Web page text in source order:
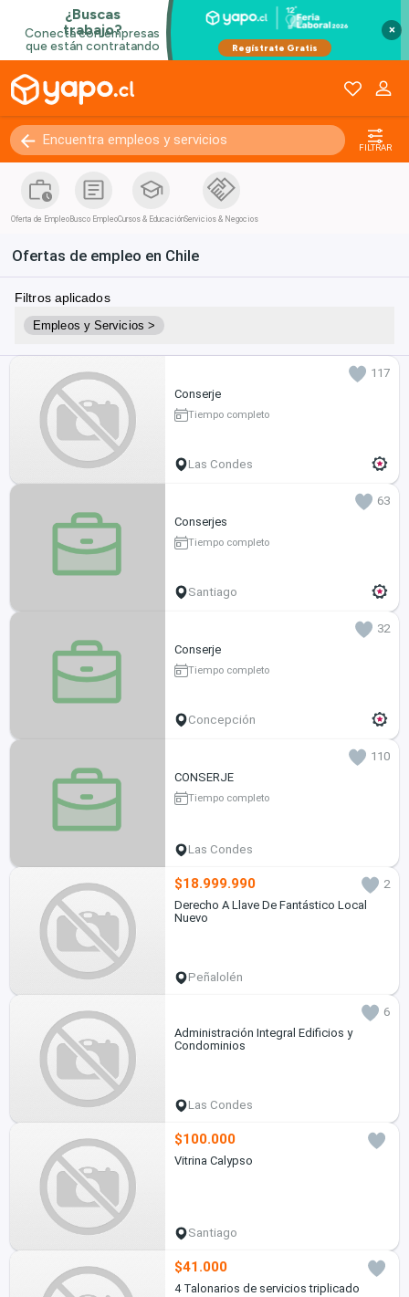
×
FILTRAR
Oferta de Empleo Busco EmpleoCursos & EducaciónServicios & Negocios
Ofertas de empleo en Chile
Filtros aplicados
Empleos y Servicios >
117
Conserje
Tiempo completo
Las Condes
63
Conserjes
Tiempo completo
Santiago
32
Conserje
Tiempo completo
Concepción
110
CONSERJE
Tiempo completo
Las Condes
$18.999.990
2
Derecho A Llave De Fantástico Local
Nuevo
Peñalolén
6
Administración Integral Edificios y
Condominios
Las Condes
$100.000
Vitrina Calypso
Santiago
$41.000
4 Talonarios de servicios triplicado